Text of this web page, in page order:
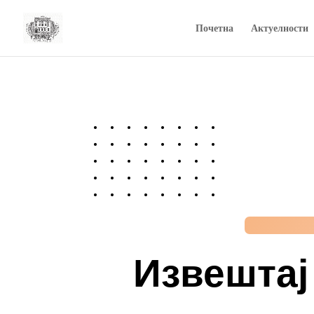
Почетна Актуелности